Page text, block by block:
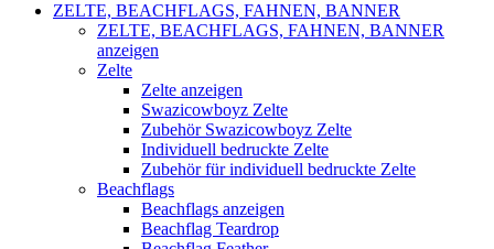
ZELTE, BEACHFLAGS, FAHNEN, BANNER
ZELTE, BEACHFLAGS, FAHNEN, BANNER
anzeigen
Zelte
Zelte anzeigen
Swazicowboyz Zelte
Zubehör Swazicowboyz Zelte
Individuell bedruckte Zelte
Zubehör für individuell bedruckte Zelte
Beachflags
Beachflags anzeigen
Beachflag Teardrop